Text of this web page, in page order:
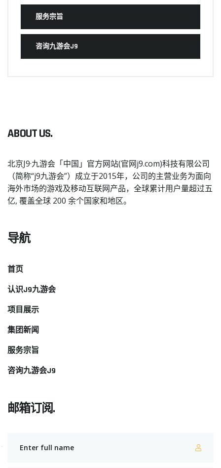
服务宗旨
咨询九游会J9
ABOUT US.
北京J9·九游会「中国」官方网站(官网j9.com)科技有限公司
（简称“j9九游会”）成立于2015年，公司的主营业务为面向
海外市场的游戏及移动互联网产品，全球累计用户量超过五
亿, 覆盖全球 200 余个国家和地区。
导航
首页
认识J9九游会
项目展示
集团新闻
服务宗旨
咨询九游会J9
邮箱订阅.